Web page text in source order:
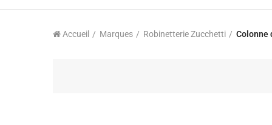
Accueil Marques Robinetterie Zucchetti Colonne